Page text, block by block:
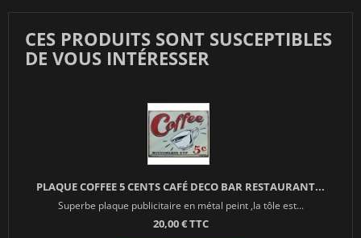
CES PRODUITS SONT SUSCEPTIBLES
DE VOUS INTÉRESSER
PLAQUE COFFEE 5 CENTS CAFÉ DECO BAR RESTAURANT...
Superbe plaque publicitaire en métal peint ,la tôle est...
20,00 € TTC